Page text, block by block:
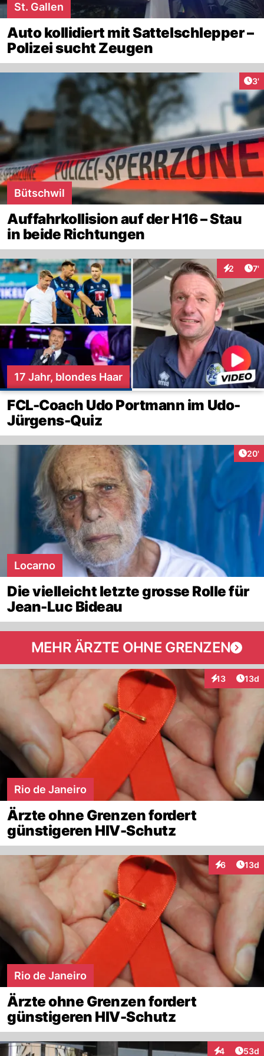
St. Gallen
Auto kollidiert mit Sattelschlepper –
Polizei sucht Zeugen
3'
Bütschwil
Auffahrkollision auf der H16 – Stau
in beide Richtungen
2 7'
17 Jahr, blondes Haar
FCL-Coach Udo Portmann im Udo-
Jürgens-Quiz
20'
Locarno
Die vielleicht letzte grosse Rolle für
Jean-Luc Bideau
MEHR ÄRZTE OHNE GRENZEN
13
Interaktionen
13d
Rio de Janeiro
Ärzte ohne Grenzen fordert
günstigeren HIV-Schutz
6
Interaktionen
13d
Rio de Janeiro
Ärzte ohne Grenzen fordert
günstigeren HIV-Schutz
4 53d